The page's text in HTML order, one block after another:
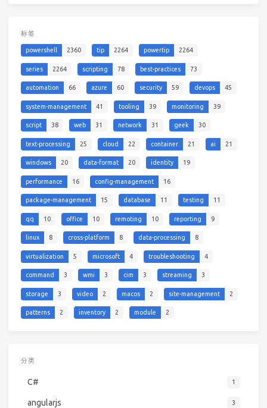
标签
powershell 2360 tip 2264 powertip 2264
series 2264 scripting 78 best-practices 73
automation 66 azure 60 security 59 devops 45
system-management 41 tooling 39 monitoring 39
script 38 web 31 network 31 geek 30
text-processing 25 cloud 22 container 21 ai 21
windows 20 data-format 20 identity 19
performance 16 config-management 16
package-management 15 database 11 testing 11
qq 10 office 10 remoting 10 reporting 9
linux 8 cross-platform 8 data-processing 8
virtualization 5 microsoft 4 troubleshooting 4
command 3 wmi 3 cim 3 streaming 3
storage 3 video 2 macos 2 site-management 2
patterns 2 inventory 2 module 2
分类
C# 1
angularjs 3